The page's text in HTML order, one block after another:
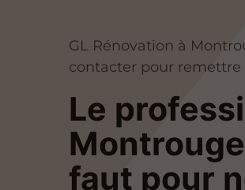
GL Rénovation à
contacter pour
Le
faut pour